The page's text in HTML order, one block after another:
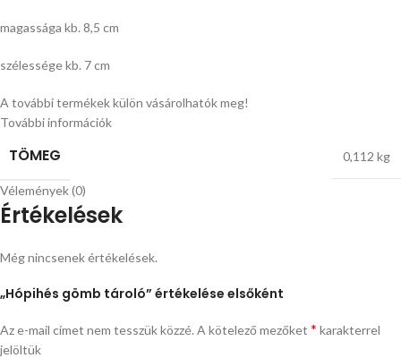
magassága kb. 8,5 cm
szélessége kb. 7 cm
A további termékek külön vásárolhatók meg!
További információk
TÖMEG 0,112 kg
Vélemények (0)
Értékelések
Még nincsenek értékelések.
„Hópihés gömb tároló” értékelése elsőként
Az e-mail címet nem tesszük közzé. A kötelező mezőket * karakterrel
jelöltük